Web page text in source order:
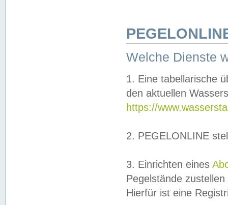
Welche Dienste
1. Eine tabellarische
den aktuellen
https://
2. PEGELONLINE
3. Einrichten eines
Pegelstände
Hierfür ist eine